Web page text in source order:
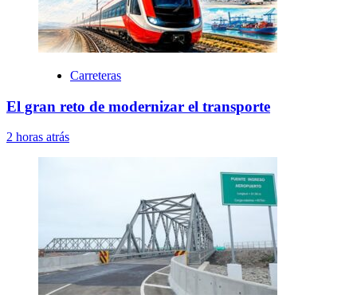
Carreteras
El gran reto de modernizar el transporte
2 horas atrás